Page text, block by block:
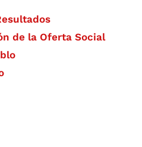
de la Oferta Social